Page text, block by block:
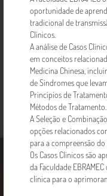
Acupuntura -
Noite
R$ 600,00
Faculdade EBRAMEC
oportunidade de
tradicional de
Clínicos.
A análise de Casos
em conceitos
Medicina Chinesa,
de Síndromes que
Princípios de
Métodos de Tratamento.
A Seleção e
opções relacionados
para a compreensão
Os Casos Clínicos são
da Faculdade
clínica para o